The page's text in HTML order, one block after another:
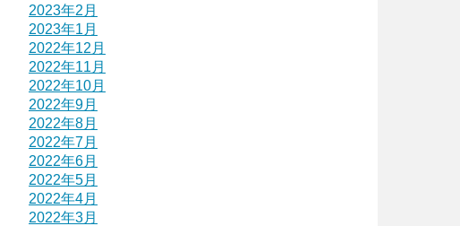
2023年2月
2023年1月
2022年12月
2022年11月
2022年10月
2022年9月
2022年8月
2022年7月
2022年6月
2022年5月
2022年4月
2022年3月